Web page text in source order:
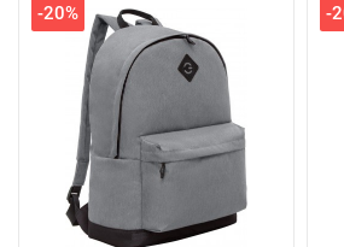
-20% -